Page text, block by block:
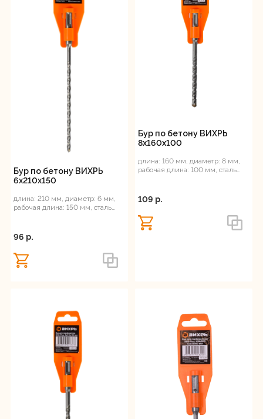
Бур по бетону ВИХРЬ
6x210x150
длина: 210 мм, диаметр: 6 мм,
рабочая длина: 150 мм, сталь
96 p.
Бур по бетону ВИХРЬ
8x160x100
длина: 160 мм, диаметр: 8 мм,
рабочая длина: 100 мм, сталь
109 p.